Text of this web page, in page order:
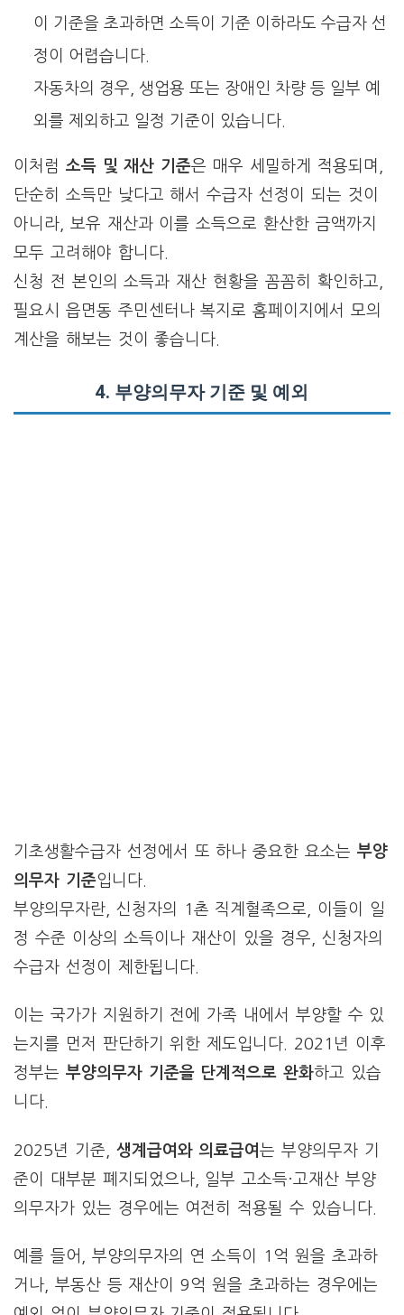
이 기준을 초과하면 소득이 기준 이하라도 수급자 선
정이 어렵습니다.
자동차의 경우, 생업용 또는 장애인 차량 등 일부 예
외를 제외하고 일정 기준이 있습니다.
이처럼 소득 및 재산 기준은 매우 세밀하게 적용되며,
단순히 소득만 낮다고 해서 수급자 선정이 되는 것이
아니라, 보유 재산과 이를 소득으로 환산한 금액까지
모두 고려해야 합니다.
신청 전 본인의 소득과 재산 현황을 꼼꼼히 확인하고,
필요시 읍면동 주민센터나 복지로 홈페이지에서 모의
계산을 해보는 것이 좋습니다.
4. 부양의무자 기준 및 예외
기초생활수급자 선정에서 또 하나 중요한 요소는 부양
의무자 기준입니다.
부양의무자란, 신청자의 1촌 직계혈족으로, 이들이 일
정 수준 이상의 소득이나 재산이 있을 경우, 신청자의
수급자 선정이 제한됩니다.
이는 국가가 지원하기 전에 가족 내에서 부양할 수 있
는지를 먼저 판단하기 위한 제도입니다. 2021년 이후
정부는 부양의무자 기준을 단계적으로 완화하고 있습
니다.
2025년 기준, 생계급여와 의료급여는 부양의무자 기
준이 대부분 폐지되었으나, 일부 고소득·고재산 부양
의무자가 있는 경우에는 여전히 적용될 수 있습니다.
예를 들어, 부양의무자의 연 소득이 1억 원을 초과하
거나, 부동산 등 재산이 9억 원을 초과하는 경우에는